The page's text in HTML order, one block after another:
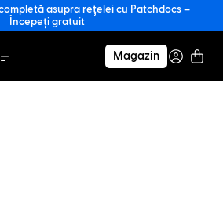
asupra rețelei cu Patchdocs –
Începeți gratuit
Magazin